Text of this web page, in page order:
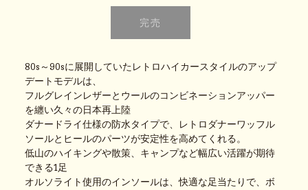
80s～90sに展開していたレトロハイカースタイルのアップ
デートモデルは、
フルグレインレザーとウールのコンビネーションアッパー
を纏い久々の日本再上陸
ダナードライ仕様の防水タイプで、レトロダナーワッフル
ソールとヒールのパーツが安定性を高めてくれる。
低山のハイキングや散策、キャンプなど幅広い活躍が期待
できる1足
オルソライト使用のインソールは、快適な足当たりで、ボ